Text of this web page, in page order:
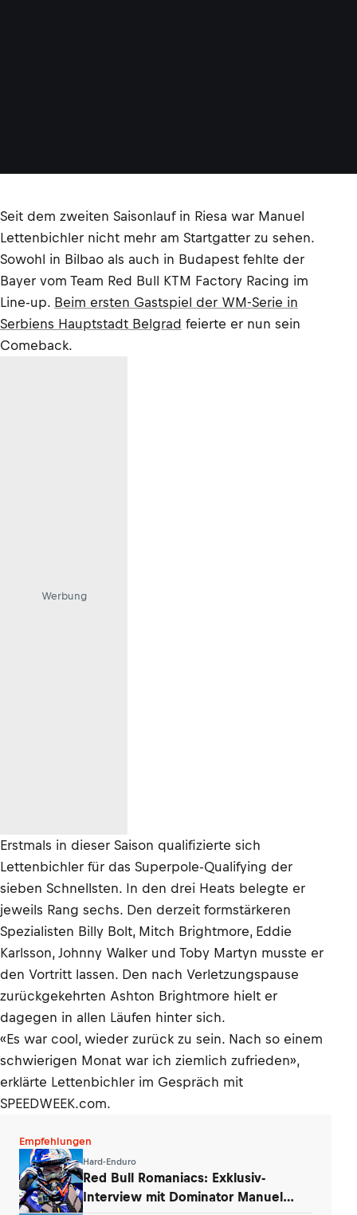
Seit dem zweiten Saisonlauf in Riesa war Manuel
Lettenbichler nicht mehr am Startgatter zu sehen.
Sowohl in Bilbao als auch in Budapest fehlte der
Bayer vom Team Red Bull KTM Factory Racing im
Line-up. Beim ersten Gastspiel der WM-Serie in
Serbiens Hauptstadt Belgrad feierte er nun sein
Comeback.
Werbung
Erstmals in dieser Saison qualifizierte sich
Lettenbichler für das Superpole-Qualifying der
sieben Schnellsten. In den drei Heats belegte er
jeweils Rang sechs. Den derzeit formstärkeren
Spezialisten Billy Bolt, Mitch Brightmore, Eddie
Karlsson, Johnny Walker und Toby Martyn musste er
den Vortritt lassen. Den nach Verletzungspause
zurückgekehrten Ashton Brightmore hielt er
dagegen in allen Läufen hinter sich.
«Es war cool, wieder zurück zu sein. Nach so einem
schwierigen Monat war ich ziemlich zufrieden»,
erklärte Lettenbichler im Gespräch mit
SPEEDWEEK.com.
Empfehlungen
Hard-Enduro
Red Bull Romaniacs: Exklusiv-
Interview mit Dominator Manuel